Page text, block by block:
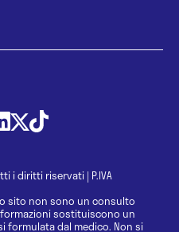
i diritti riservati | P.IVA
sito non sono un consulto
sostituiscono un
formulata dal medico. Non si